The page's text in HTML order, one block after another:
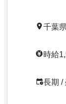
千葉
時給
長期 /